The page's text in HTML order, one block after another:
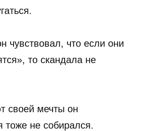
чувствовал, что если они
то скандала не
своей мечты он
тоже не собирался.